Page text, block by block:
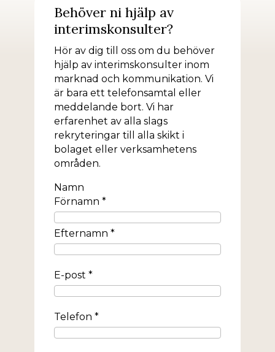
Behöver ni hjälp av
interimskonsulter?
Hör av dig till oss om du behöver
hjälp av interimskonsulter inom
marknad och kommunikation. Vi
är bara ett telefonsamtal eller
meddelande bort. Vi har
erfarenhet av alla slags
rekryteringar till alla skikt i
bolaget eller verksamhetens
områden.
Namn
Förnamn *
Efternamn *
E-post *
Telefon *